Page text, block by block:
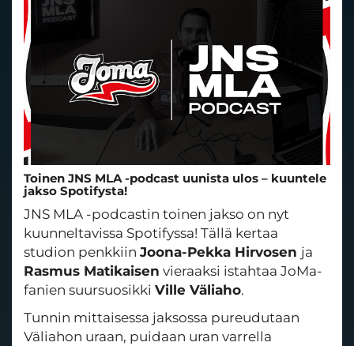
Toinen JNS MLA -podcast uunista ulos – kuuntele
jakso Spotifysta!
JNS MLA -podcastin toinen jakso on nyt
kuunneltavissa Spotifyssa! Tällä kertaa
studion penkkiin Joona-Pekka Hirvosen ja
Rasmus Matikaisen vieraaksi istahtaa JoMa-
fanien suursuosikki Ville Väliaho.
Tunnin mittaisessa jaksossa pureudutaan
Väliahon uraan, puidaan uran varrella